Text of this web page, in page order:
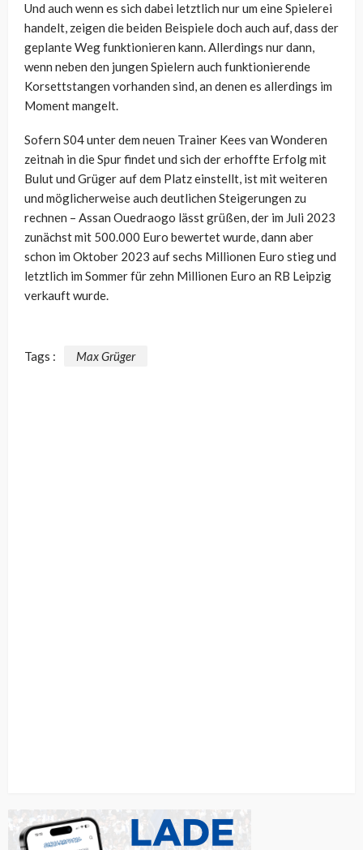
Und auch wenn es sich dabei letztlich nur um eine Spielerei
handelt, zeigen die beiden Beispiele doch auch auf, dass der
geplante Weg funktionieren kann. Allerdings nur dann,
wenn neben den jungen Spielern auch funktionierende
Korsettstangen vorhanden sind, an denen es allerdings im
Moment mangelt.
Sofern S04 unter dem neuen Trainer Kees van Wonderen
zeitnah in die Spur findet und sich der erhoffte Erfolg mit
Bulut und Grüger auf dem Platz einstellt, ist mit weiteren
und möglicherweise auch deutlichen Steigerungen zu
rechnen – Assan Ouedraogo lässt grüßen, der im Juli 2023
zunächst mit 500.000 Euro bewertet wurde, dann aber
schon im Oktober 2023 auf sechs Millionen Euro stieg und
letztlich im Sommer für zehn Millionen Euro an RB Leipzig
verkauft wurde.
Tags : Max Grüger